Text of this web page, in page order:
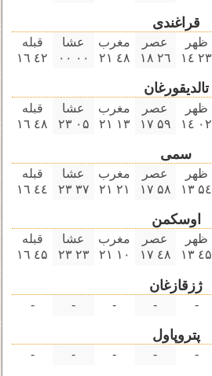
قراغندی
ظهر
۲۳ ۱٤
عصر
۲٦ ۱٨
مغرب
٤٨ ۲۱
عشا
۰۰ ۰۰
قبله
٤۲ ۱٦
تالدیقورغان
ظهر
۰۲ ۱٤
عصر
۵٩ ۱٧
مغرب
۱۳ ۲۱
عشا
۰۵ ۲۳
قبله
٤٨ ۱٦
سمی
ظهر
۵٤ ۱۳
عصر
۵٨ ۱٧
مغرب
۲۱ ۲۱
عشا
۳٧ ۲۳
قبله
٤٤ ۱٦
اوسکمن
ظهر
٤۵ ۱۳
عصر
٤٨ ۱٧
مغرب
۱۰ ۲۱
عشا
۲۳ ۲۳
قبله
٤۵ ۱٦
ژزقازغان
-
-
-
-
-
پتروپاول
-
-
-
-
-